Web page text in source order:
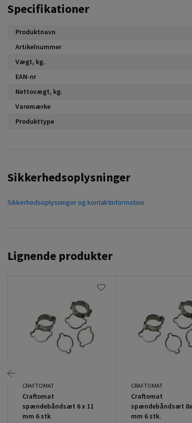
Specifikationer
Produktnavn
Artikelnummer
Vægt, kg.
EAN-nr
Nettovægt, kg.
Varemærke
Produkttype
Sikkerhedsoplysninger
Sikkerhedsoplysninger og kontaktinformation
Lignende produkter
CRAFTOMAT
Craftomat
spændebåndsæt 6 x 11
mm 6 stk
CRAFTOMAT
Craftomat
spændebåndsæt
mm 6 stk.